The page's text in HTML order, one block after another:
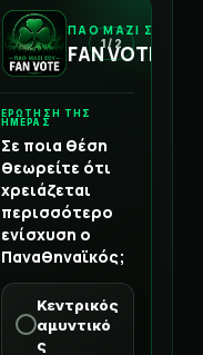
ΠΑΟ ΜΑΖΙ ΣΟΥ
FAN VOTE
1 / 2
ΕΡΩΤΗΣΗ ΤΗΣ
ΗΜΕΡΑΣ
Σε ποια θέση
θεωρείτε ότι
χρειάζεται
περισσότερο
ενίσχυση ο
Παναθηναϊκός;
Κεντρικός
αμυντικό
ς